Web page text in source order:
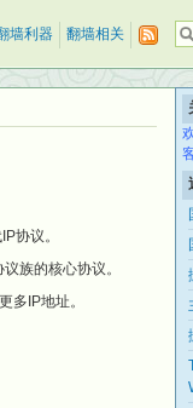
墙利器 翻墙相关
协议。
族的核心协议。
多IP地址。